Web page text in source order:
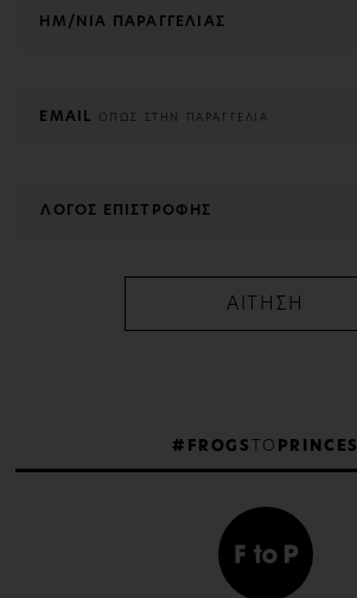
ΗΜ/ΝΙΑ ΠΑΡΑΓΓΕΛΙΑΣ
EMAIL ΟΠΩΣ ΣΤΗΝ ΠΑΡΑΓΓΕΛΙΑ
ΑΙΤΗΣΗ
#FROGS TO PRINCES